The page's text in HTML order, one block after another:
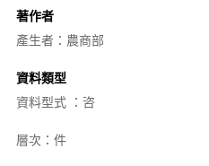
著作者
產生者：農商部
資料類型
資料型式 ：咨
層次：件